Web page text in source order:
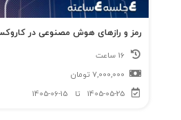
رمز و رازهای هوش مصنوعی در
7,000,000 تومان
1405-05-25
تا 1405-06-15